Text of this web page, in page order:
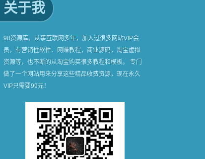
关于我
98资源库，从事互联网多年，加入过很多网站VIP会
员，有营销性软件、网赚教程，商业源码，淘宝虚拟
资源等，也不断的从淘宝购买很多教程和模板。 专门
做了一个网站用来分享这些精品收费资源，现在永久
VIP只需要99元！